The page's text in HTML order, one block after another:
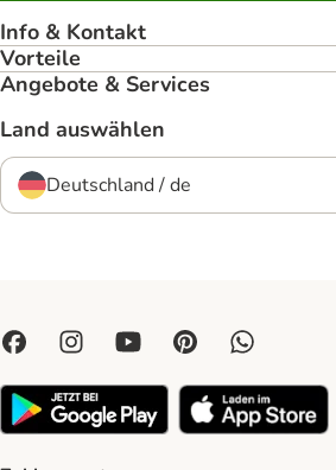
Info & Kontakt
Vorteile
Angebote & Services
Land auswählen
Deutschland / de